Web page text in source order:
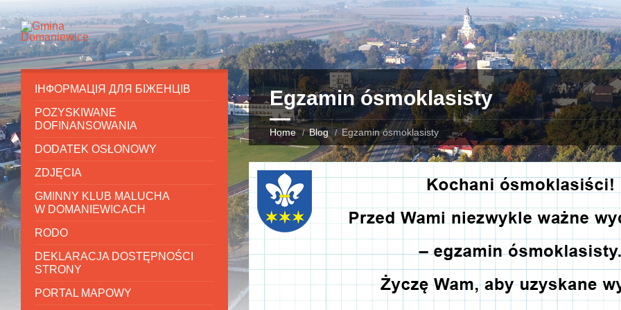
Egzamin ósmoklasisty
Home Blog Egzamin ósmoklasisty
ІНФОРМАЦІЯ ДЛЯ БІЖЕНЦІВ
POZYSKIWANE
DOFINANSOWANIA
DODATEK OSŁONOWY
ZDJĘCIA
GMINNY KLUB MALUCHA
W DOMANIEWICACH
RODO
DEKLARACJA DOSTĘPNOŚCI
STRONY
PORTAL MAPOWY